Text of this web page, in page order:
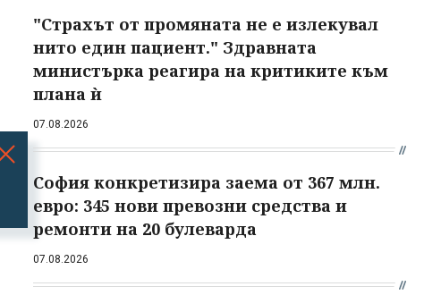
"Страхът от промяната не е излекувал
нито един пациент." Здравната
министърка реагира на критиките към
плана ѝ
07.08.2026
София конкретизира заема от 367 млн.
евро: 345 нови превозни средства и
ремонти на 20 булеварда
07.08.2026